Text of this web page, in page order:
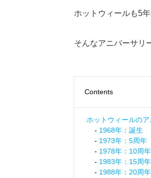
ホットウィールも5
そんなアニバーサリ
Contents
ホットウィールの
1968年：誕生
1973年：5周年
1978年：10周年
1983年：15周年
1988年：20周